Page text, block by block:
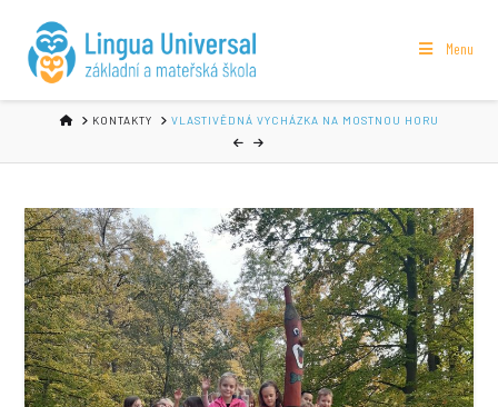
Menu
HOMEKONTAKTY VLASTIVĚDNÁ VYCHÁZKA NA MOSTNOU HORU